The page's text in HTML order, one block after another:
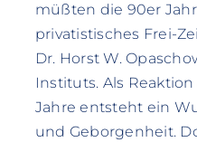
müßten die 90er
privatistisches Frei-
Dr. Horst W.
Instituts. Als
Jahre entsteht ein
und Geborgenheit.